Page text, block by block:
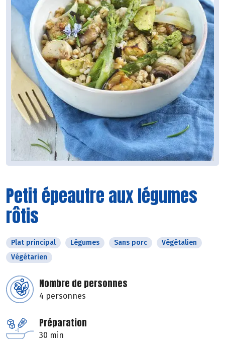
Petit épeautre aux légumes
rôtis
Plat principal Légumes Sans porc
Végétalien
Végétarien
Nombre de personnes
4 personnes
Préparation
30 min